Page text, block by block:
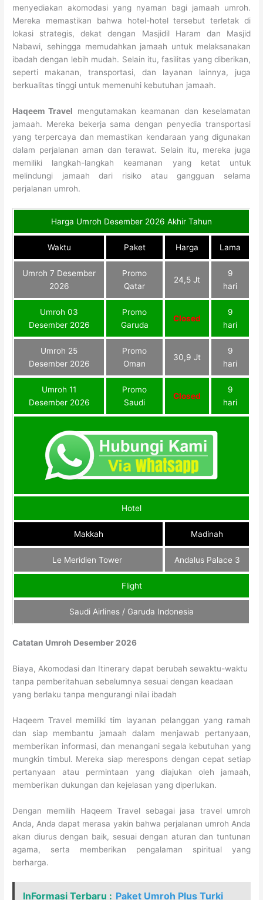
menyediakan akomodasi yang nyaman bagi jamaah umroh.
Mereka memastikan bahwa hotel-hotel tersebut terletak di
lokasi strategis, dekat dengan Masjidil Haram dan Masjid
Nabawi, sehingga memudahkan jamaah untuk melaksanakan
ibadah dengan lebih mudah. Selain itu, fasilitas yang diberikan,
seperti makanan, transportasi, dan layanan lainnya, juga
berkualitas tinggi untuk memenuhi kebutuhan jamaah.
Haqeem Travel mengutamakan keamanan dan keselamatan
jamaah. Mereka bekerja sama dengan penyedia transportasi
yang terpercaya dan memastikan kendaraan yang digunakan
dalam perjalanan aman dan terawat. Selain itu, mereka juga
memiliki langkah-langkah keamanan yang ketat untuk
melindungi jamaah dari risiko atau gangguan selama
perjalanan umroh.
Harga Umroh Desember 2026 Akhir Tahun
Waktu Paket Harga Lama
Umroh 7 Desember
2026
Promo
Qatar
24,5 Jt
9
hari
Umroh 03
Desember 2026
Promo
Garuda
Closed
9
hari
Umroh 25
Desember 2026
Promo
Oman
30,9 Jt
9
hari
Umroh 11
Desember 2026
Promo
Saudi
Closed
9
hari
Hotel
Makkah Madinah
Le Meridien Tower Andalus Palace 3
Flight
Saudi Airlines / Garuda Indonesia
Catatan Umroh Desember 2026
Biaya, Akomodasi dan Itinerary dapat berubah sewaktu-waktu
tanpa pemberitahuan sebelumnya sesuai dengan keadaan
yang berlaku tanpa mengurangi nilai ibadah
Haqeem Travel memiliki tim layanan pelanggan yang ramah
dan siap membantu jamaah dalam menjawab pertanyaan,
memberikan informasi, dan menangani segala kebutuhan yang
mungkin timbul. Mereka siap merespons dengan cepat setiap
pertanyaan atau permintaan yang diajukan oleh jamaah,
memberikan dukungan dan kejelasan yang diperlukan.
Dengan memilih Haqeem Travel sebagai jasa travel umroh
Anda, Anda dapat merasa yakin bahwa perjalanan umroh Anda
akan diurus dengan baik, sesuai dengan aturan dan tuntunan
agama, serta memberikan pengalaman spiritual yang
berharga.
InFormasi Terbaru : Paket Umroh Plus Turki